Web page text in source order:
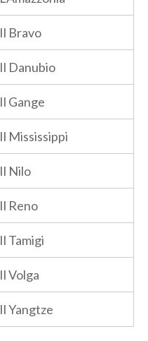
Il Bravo
Il Danubio
Il Gange
Il Mississippi
Il Nilo
Il Reno
Il Tamigi
Il Volga
Il Yangtze